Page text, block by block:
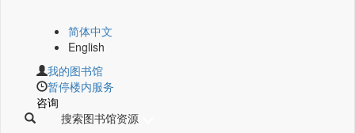
简体中文
English
我的图书馆
暂停楼内服务
咨询
搜索图书馆资源